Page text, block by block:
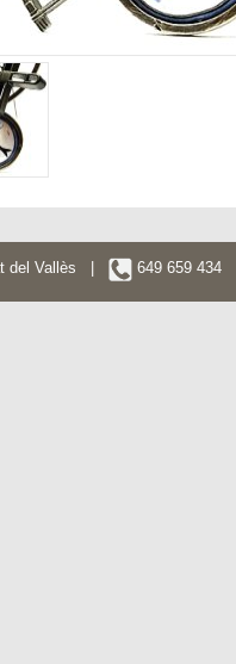
del Vallès | 649 659